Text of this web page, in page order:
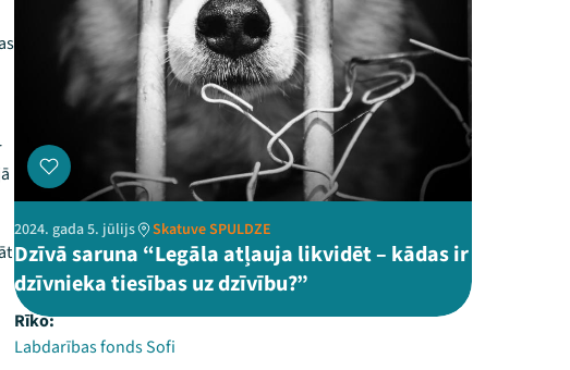
2024. gada 5. jūlijs Skatuve SPULDZE
Dzīvā saruna “Legāla atļauja likvidēt – kādas ir
dzīvnieka tiesības uz dzīvību?”
Rīko:
Labdarības fonds Sofi